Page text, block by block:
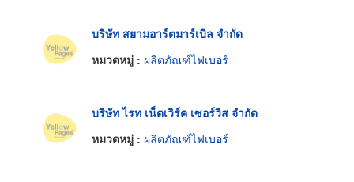
บริษัท สยามอาร์ตมาร์เบิล จำกัด
หมวดหมู่ : ผลิตภัณฑ์ไฟเบอร์
บริษัท ไรท เน็ตเวิร์ค เซอร์วิส จำกัด
หมวดหมู่ : ผลิตภัณฑ์ไฟเบอร์